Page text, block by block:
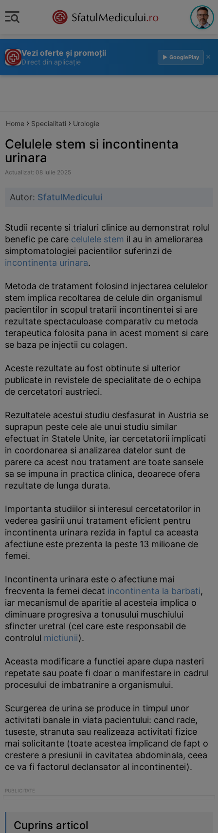
Vezi oferte și promoții
Direct din aplicație
▶ GooglePlay ×
Home › Specialitati › Urologie
Celulele stem si incontinenta
urinara
Actualizat: 08 Iulie 2025
Autor: SfatulMedicului
Studii recente si trialuri clinice au demonstrat rolul
benefic pe care celulele stem il au in ameliorarea
simptomatologiei pacientilor suferinzi de
incontinenta urinara.
Metoda de tratament folosind injectarea celulelor
stem implica recoltarea de celule din organismul
pacientilor in scopul tratarii incontinentei si are
rezultate spectaculoase comparativ cu metoda
terapeutica folosita pana in acest moment si care
se baza pe injectii cu colagen.
Aceste rezultate au fost obtinute si ulterior
publicate in revistele de specialitate de o echipa
de cercetatori austrieci.
Rezultatele acestui studiu desfasurat in Austria se
suprapun peste cele ale unui studiu similar
efectuat in Statele Unite, iar cercetatorii implicati
in coordonarea si analizarea datelor sunt de
parere ca acest nou tratament are toate sansele
sa se impuna in practica clinica, deoarece ofera
rezultate de lunga durata.
Importanta studiilor si interesul cercetatorilor in
vederea gasirii unui tratament eficient pentru
incontinenta urinara rezida in faptul ca aceasta
afectiune este prezenta la peste 13 milioane de
femei.
Incontinenta urinara este o afectiune mai
frecventa la femei decat incontinenta la barbati,
iar mecanismul de aparitie al acesteia implica o
diminuare progresiva a tonusului muschiului
sfincter uretral (cel care este responsabil de
controlul mictiunii).
Aceasta modificare a functiei apare dupa nasteri
repetate sau poate fi doar o manifestare in cadrul
procesului de imbatranire a organismului.
Scurgerea de urina se produce in timpul unor
activitati banale in viata pacientului: cand rade,
tuseste, stranuta sau realizeaza activitati fizice
mai solicitante (toate acestea implicand de fapt o
crestere a presiunii in cavitatea abdominala, ceea
ce va fi factorul declansator al incontinentei).
Cuprins articol